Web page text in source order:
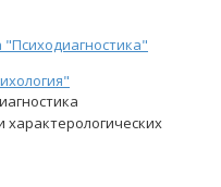
характерологических